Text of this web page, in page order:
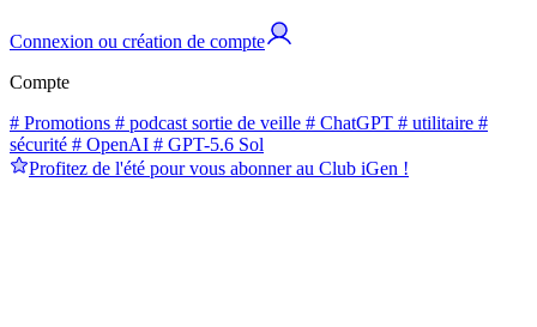
Connexion ou création de compte
Compte
# Promotions # podcast sortie de veille # ChatGPT # utilitaire #
sécurité # OpenAI # GPT-5.6 Sol
Profitez de l'été pour vous abonner au Club iGen !